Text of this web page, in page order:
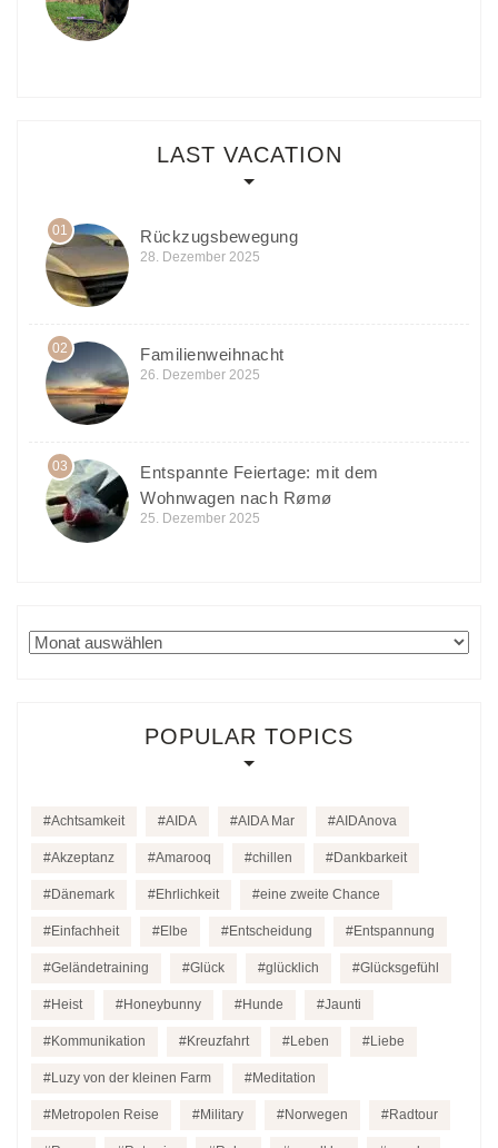
LAST VACATION
01 Rückzugsbewegung
28. Dezember 2025
02 Familienweihnacht
26. Dezember 2025
03
Entspannte Feiertage: mit dem
Wohnwagen nach Rømø
25. Dezember 2025
Archiv
POPULAR TOPICS
Achtsamkeit AIDA AIDA Mar AIDAnova
Akzeptanz Amarooq chillen Dankbarkeit
Dänemark Ehrlichkeit eine zweite Chance
Einfachheit Elbe Entscheidung Entspannung
Geländetraining Glück glücklich Glücksgefühl
Heist Honeybunny Hunde Jaunti
Kommunikation Kreuzfahrt Leben Liebe
Luzy von der kleinen Farm Meditation
Metropolen Reise Military Norwegen Radtour